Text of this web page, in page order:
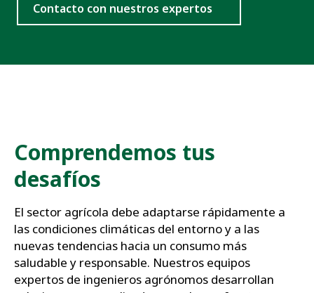
Contacto con nuestros expertos
Comprendemos tus
desafíos
El sector agrícola debe adaptarse rápidamente a
las condiciones climáticas del entorno y a las
nuevas tendencias hacia un consumo más
saludable y responsable. Nuestros equipos
expertos de ingenieros agrónomos desarrollan